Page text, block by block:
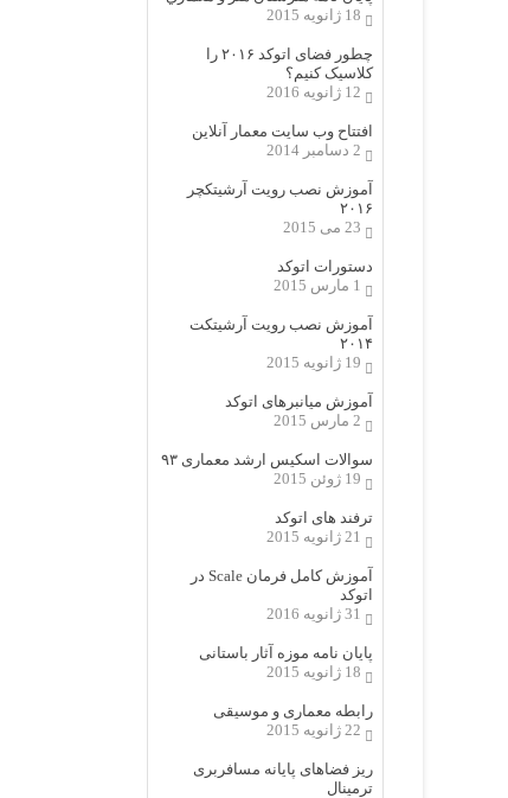
18 ژانویه 2015
چطور فضای اتوکد ۲۰۱۶ را
کلاسیک کنیم؟
12 ژانویه 2016
افتتاح وب سایت معمار آنلاین
2 دسامبر 2014
آموزش نصب رویت آرشیتکچر
۲۰۱۶
23 می 2015
دستورات اتوکد
1 مارس 2015
آموزش نصب رویت آرشیتکت
۲۰۱۴
19 ژانویه 2015
آموزش میانبرهای اتوکد
2 مارس 2015
سوالات اسکیس ارشد معماری ۹۳
19 ژوئن 2015
ترفند های اتوکد
21 ژانویه 2015
آموزش کامل فرمان Scale در
اتوکد
31 ژانویه 2016
پایان نامه موزه آثار باستانی
18 ژانویه 2015
رابطه معماری و موسیقی
22 ژانویه 2015
ریز فضاهای پایانه مسافربری
ترمینال